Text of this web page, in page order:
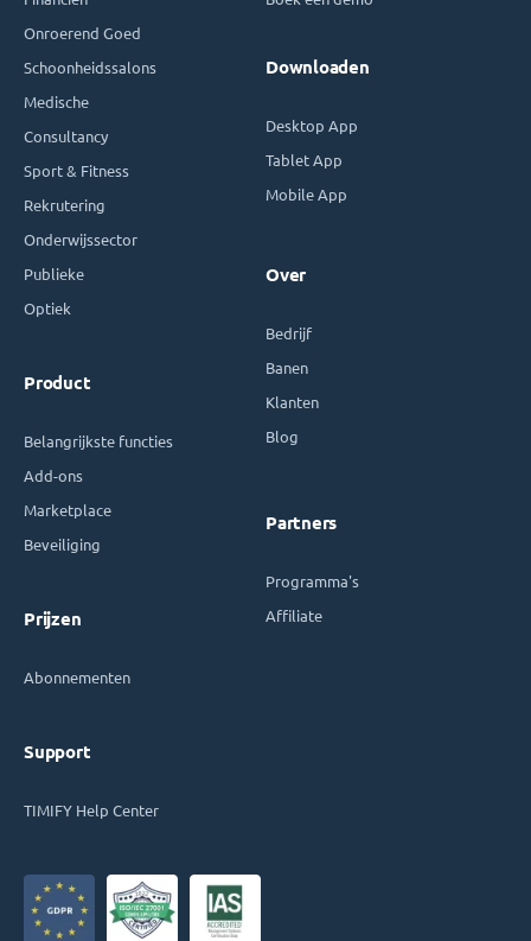
Onroerend Goed
Schoonheidssalons
Medische
Consultancy
Sport & Fitness
Rekrutering
Onderwijssector
Publieke
Optiek
Product
Belangrijkste functies
Add-ons
Marketplace
Beveiliging
Prijzen
Abonnementen
Support
TIMIFY Help Center
Downloaden
Desktop App
Tablet App
Mobile App
Over
Bedrijf
Banen
Klanten
Blog
Partners
Programma's
Affiliate